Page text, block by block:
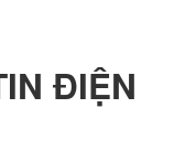
ĐIỆN